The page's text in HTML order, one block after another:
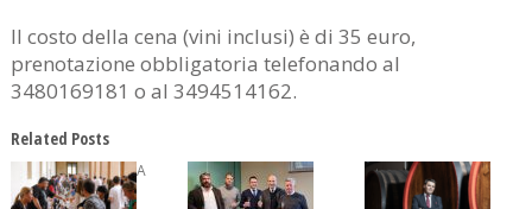
Il costo della cena (vini inclusi) è di 35 euro,
prenotazione obbligatoria telefonando al
3480169181 o al 3494514162.
Related Posts
A